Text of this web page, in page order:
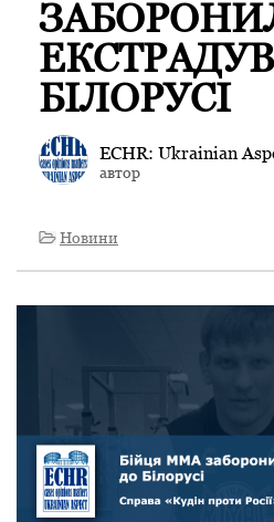
БІЛОРУСІ
ECHR: Ukrainian
автор
Новини